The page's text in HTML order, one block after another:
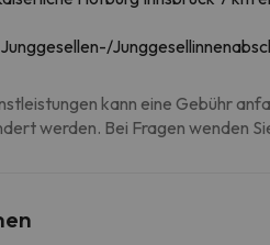
kann eine Gebühr
werden. Bei Fragen wenden